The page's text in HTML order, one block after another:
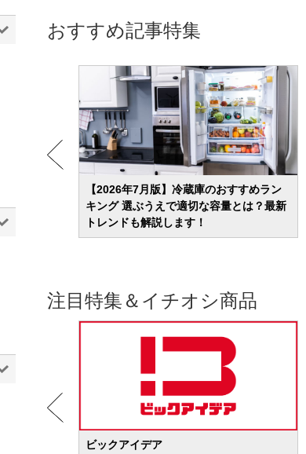
おすすめ記事特集
【2026年7月版】冷蔵庫のおすすめラン
キング 選ぶうえで適切な容量とは？最新
トレンドも解説します！
注目特集＆イチオシ商品
ビックアイデア